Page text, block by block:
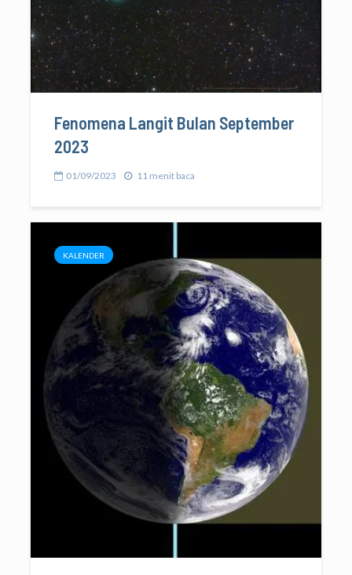
Fenomena Langit Bulan September
2023
01/09/2023 11 menit baca
KALENDER